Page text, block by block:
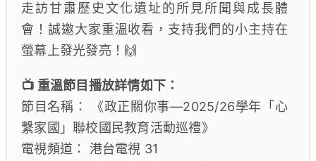
走訪甘肅歷史文化遺址的所見所聞與成長體
會！誠邀大家重溫收看，支持我們的小主持在
螢幕上發光發亮！🙌
📺 重溫節目播放詳情如下：
節目名稱： 《政正關你事—2025/26學年「心
繫家國」聯校國民教育活動巡禮》
電視頻道： 港台電視 31